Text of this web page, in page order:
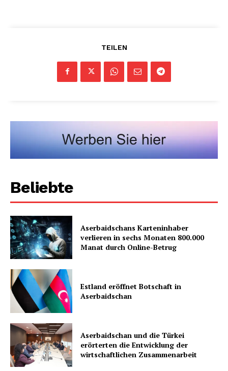
TEILEN
Beliebte
Aserbaidschans Karteninhaber
verlieren in sechs Monaten 800.000
Manat durch Online-Betrug
Estland eröffnet Botschaft in
Aserbaidschan
Aserbaidschan und die Türkei
erörterten die Entwicklung der
wirtschaftlichen Zusammenarbeit